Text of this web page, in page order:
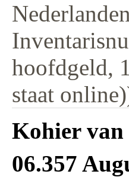
hoofdgeld,
staat
Kohier van
06.357